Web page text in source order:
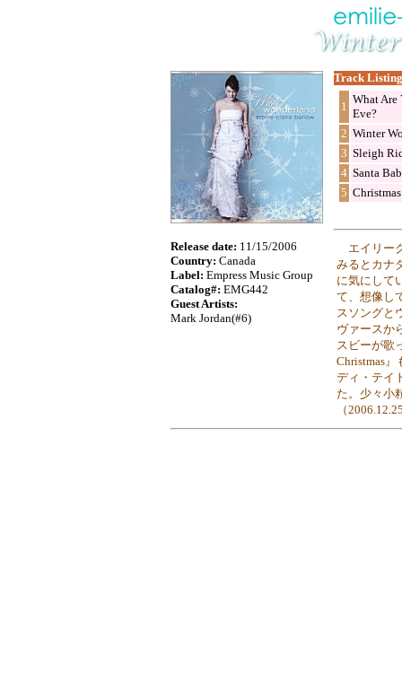
Release date: 11/15/2006
Country: Canada
Label: Empress Music Group
Catalog#: EMG442
Guest Artists:
Mark Jordan(#6)
Track
1
What Are
Eve?
2 Winter
3 Sleigh
4 Santa
5
エイリー
みるとカナ
に気にして
て、想像し
スソングと
ヴァースか
スビーが歌
Christmas
ディ・テイ
た。少々小
（